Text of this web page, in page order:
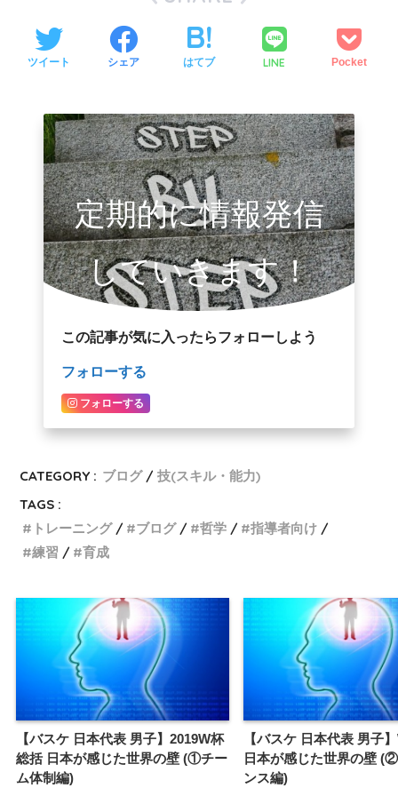
ツイート シェア はてブ LINE Pocket
定期的に情報発信
していきます！
この記事が気に入ったらフォローしよう
フォローする
フォローする
CATEGORY : ブログ
技(スキル・能力)
TAGS :
トレーニング
ブログ 哲学
指導者向け
練習
育成
【バスケ 日本代表 男子】2019W杯
総括 日本が感じた世界の壁 (①チー
ム体制編)
【バスケ 日本代表 男子
日本が感じた世界の壁
ンス編)